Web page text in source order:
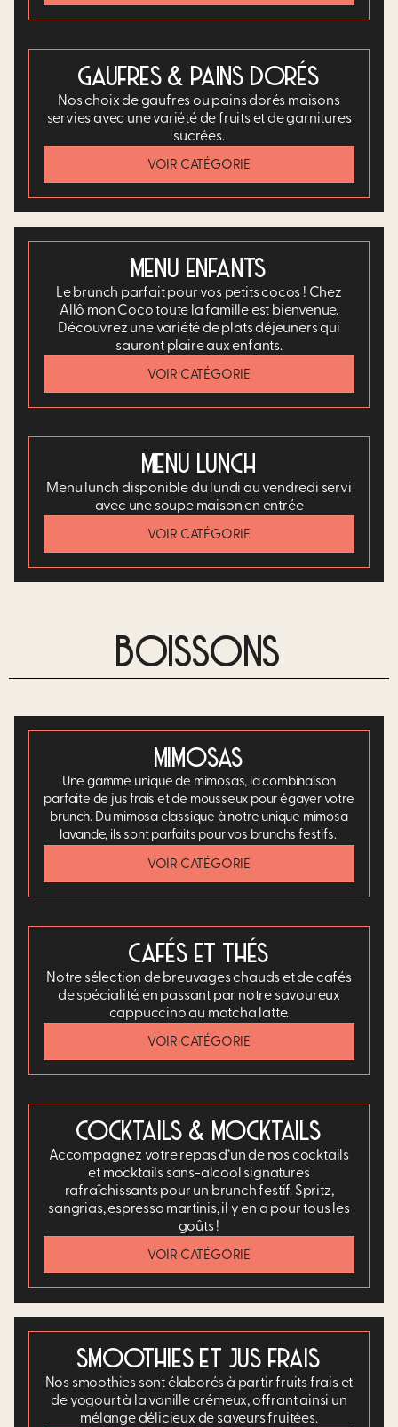
GAUFRES & PAINS DORÉS
Nos choix de gaufres ou pains dorés maisons
servies avec une variété de fruits et de garnitures
sucrées.
VOIR CATÉGORIE
MENU ENFANTS
Le brunch parfait pour vos petits cocos ! Chez
Allô mon Coco toute la famille est bienvenue.
Découvrez une variété de plats déjeuners qui
sauront plaire aux enfants.
VOIR CATÉGORIE
MENU LUNCH
Menu lunch disponible du lundi au vendredi servi
avec une soupe maison en entrée
VOIR CATÉGORIE
BOISSONS
MIMOSAS
Une gamme unique de mimosas, la combinaison
parfaite de jus frais et de mousseux pour égayer votre
brunch. Du mimosa classique à notre unique mimosa
lavande, ils sont parfaits pour vos brunchs festifs. ​
VOIR CATÉGORIE
CAFÉS ET THÉS
Notre sélection de breuvages chauds et de cafés
de spécialité, en passant par notre savoureux
cappuccino au matcha latte.
VOIR CATÉGORIE
COCKTAILS & MOCKTAILS
Accompagnez votre repas d’un de nos cocktails
et mocktails sans-alcool signatures
rafraîchissants pour un brunch festif. Spritz,
sangrias, espresso martinis, il y en a pour tous les
goûts !
VOIR CATÉGORIE
SMOOTHIES ET JUS FRAIS
Nos smoothies sont élaborés à partir fruits frais et
de yogourt à la vanille crémeux, offrant ainsi un
mélange délicieux de saveurs fruitées.